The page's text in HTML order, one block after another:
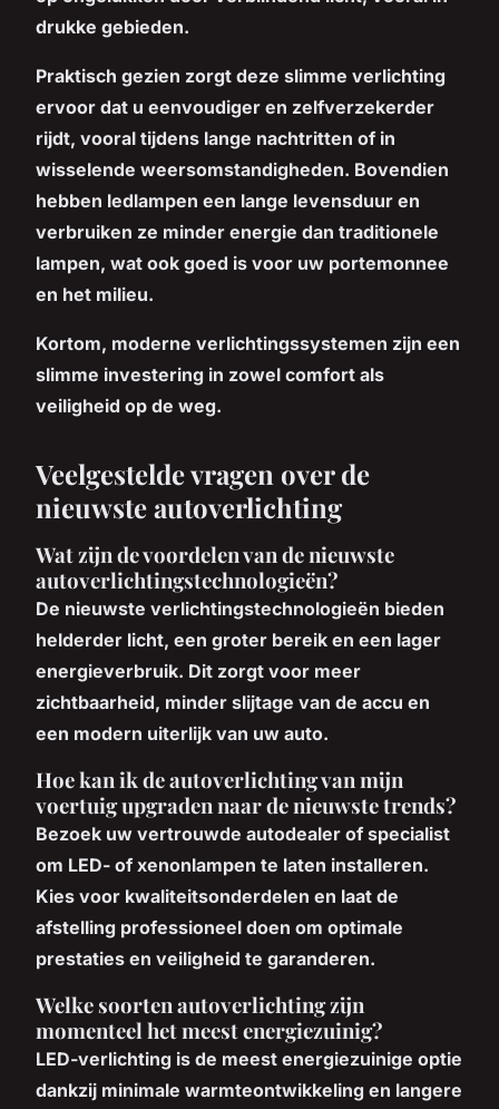
drukke gebieden.
Praktisch gezien zorgt deze slimme verlichting
ervoor dat u eenvoudiger en zelfverzekerder
rijdt, vooral tijdens lange nachtritten of in
wisselende weersomstandigheden. Bovendien
hebben ledlampen een lange levensduur en
verbruiken ze minder energie dan traditionele
lampen, wat ook goed is voor uw portemonnee
en het milieu.
Kortom, moderne verlichtingssystemen zijn een
slimme investering in zowel comfort als
veiligheid op de weg.
Veelgestelde vragen over de
nieuwste autoverlichting
Wat zijn de voordelen van de nieuwste
autoverlichtingstechnologieën?
De nieuwste verlichtingstechnologieën bieden
helderder licht, een groter bereik en een lager
energieverbruik. Dit zorgt voor meer
zichtbaarheid, minder slijtage van de accu en
een modern uiterlijk van uw auto.
Hoe kan ik de autoverlichting van mijn
voertuig upgraden naar de nieuwste trends?
Bezoek uw vertrouwde autodealer of specialist
om LED- of xenonlampen te laten installeren.
Kies voor kwaliteitsonderdelen en laat de
afstelling professioneel doen om optimale
prestaties en veiligheid te garanderen.
Welke soorten autoverlichting zijn
momenteel het meest energiezuinig?
LED-verlichting is de meest energiezuinige optie
dankzij minimale warmteontwikkeling en langere